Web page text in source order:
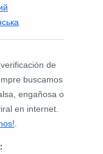
de
buscamos
engañosa o
en internet.